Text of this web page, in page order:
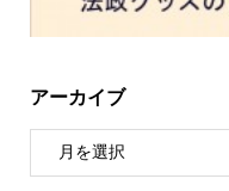
アーカイブ